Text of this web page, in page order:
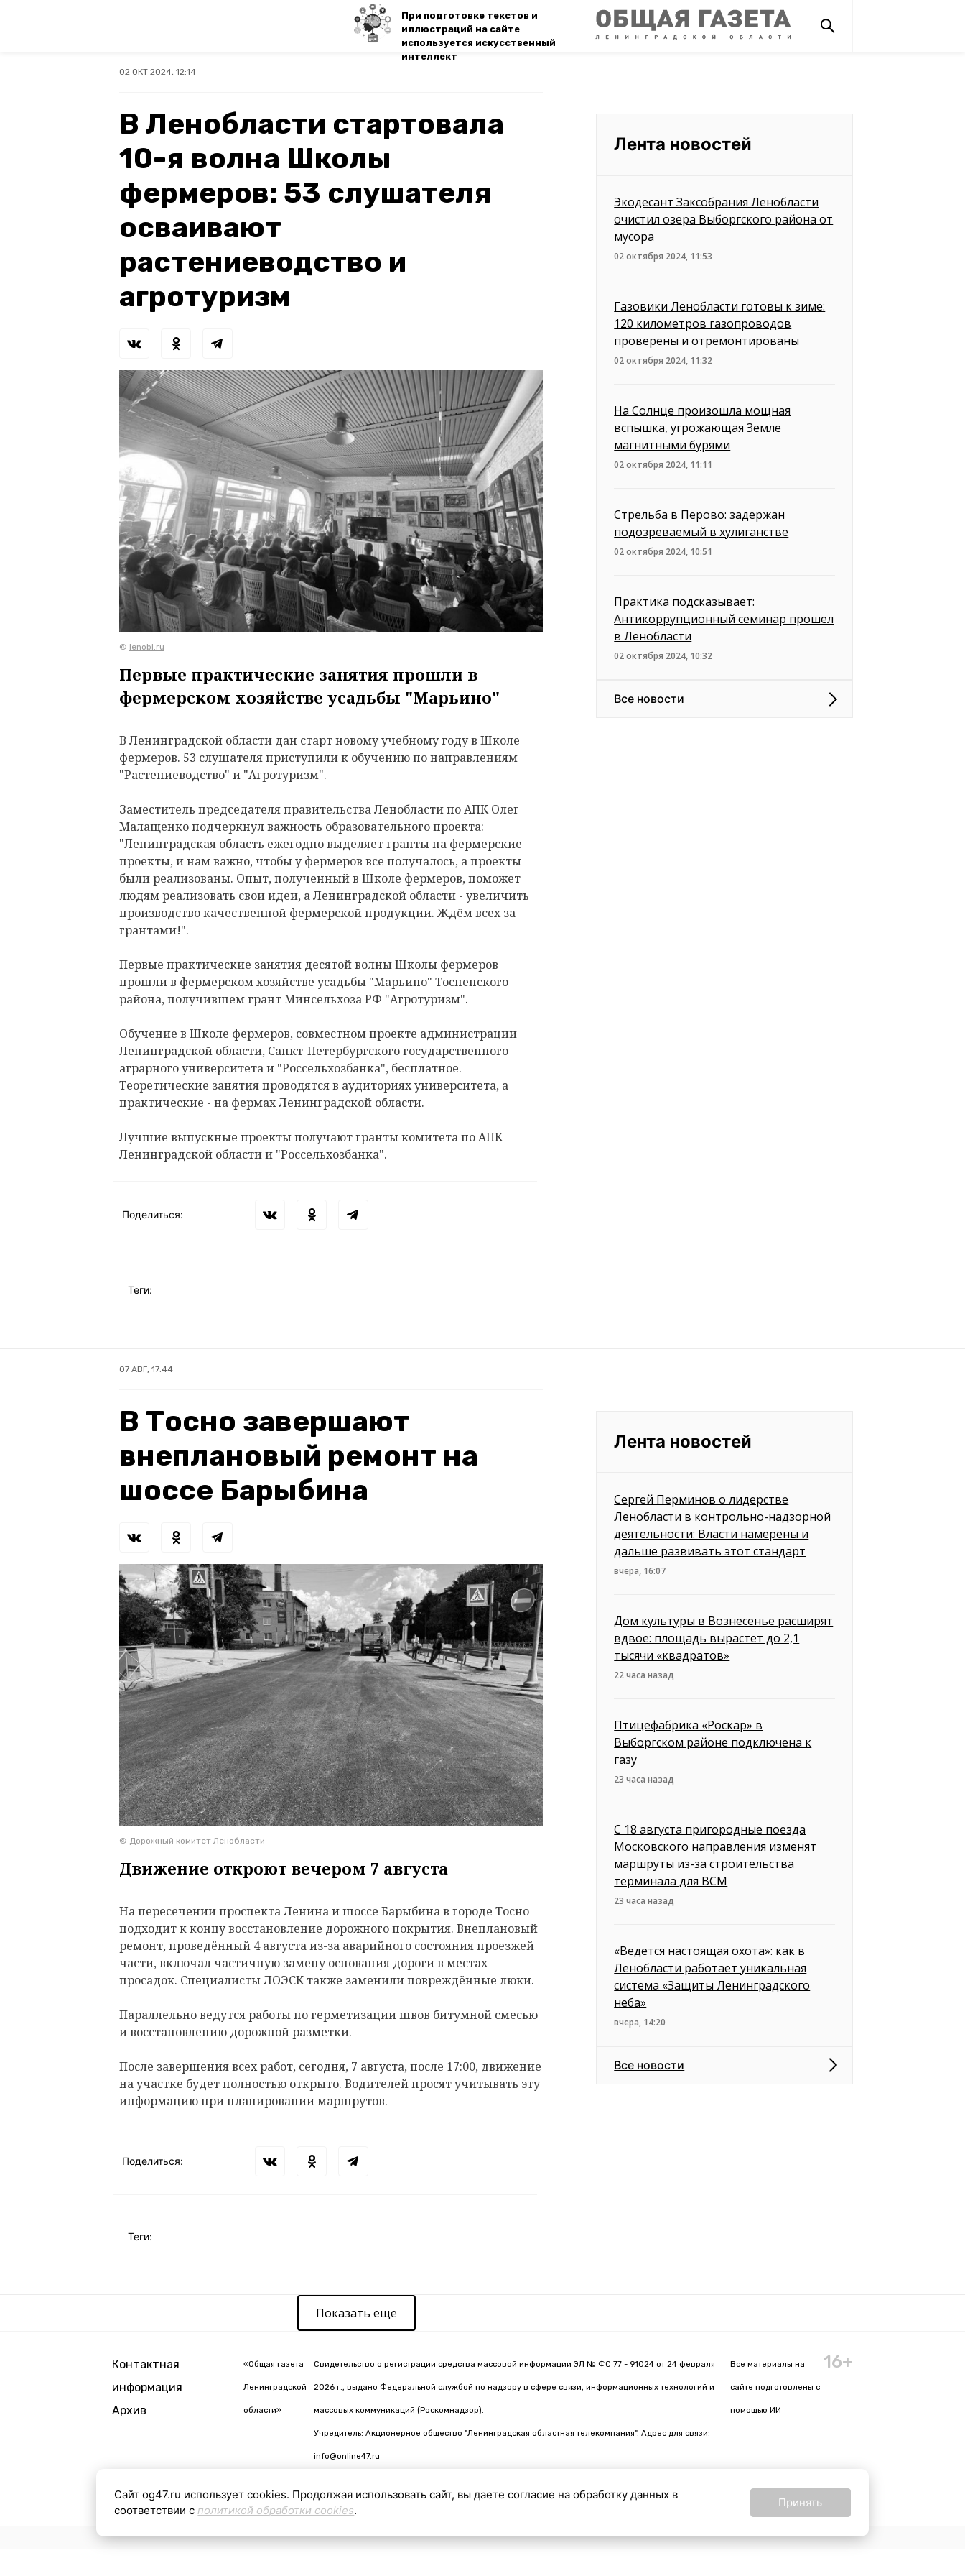
При подготовке текстов и
иллюстраций на сайте
используется искусственный
интеллект
02 ОКТ 2024, 12:14
В Ленобласти стартовала
10-я волна Школы
фермеров: 53 слушателя
осваивают
растениеводство и
агротуризм
© lenobl.ru
Первые практические занятия прошли в
фермерском хозяйстве усадьбы "Марьино"
В Ленинградской области дан старт новому учебному году в Школе
фермеров. 53 слушателя приступили к обучению по направлениям
"Растениеводство" и "Агротуризм".
Заместитель председателя правительства Ленобласти по АПК Олег
Малащенко подчеркнул важность образовательного проекта:
"Ленинградская область ежегодно выделяет гранты на фермерские
проекты, и нам важно, чтобы у фермеров все получалось, а проекты
были реализованы. Опыт, полученный в Школе фермеров, поможет
людям реализовать свои идеи, а Ленинградской области - увеличить
производство качественной фермерской продукции. Ждём всех за
грантами!".
Первые практические занятия десятой волны Школы фермеров
прошли в фермерском хозяйстве усадьбы "Марьино" Тосненского
района, получившем грант Минсельхоза РФ "Агротуризм".
Обучение в Школе фермеров, совместном проекте администрации
Ленинградской области, Санкт-Петербургского государственного
аграрного университета и "Россельхозбанка", бесплатное.
Теоретические занятия проводятся в аудиториях университета, а
практические - на фермах Ленинградской области.
Лучшие выпускные проекты получают гранты комитета по АПК
Ленинградской области и "Россельхозбанка".
Поделиться:
Теги:
Лента новостей
Экодесант Заксобрания Ленобласти
очистил озера Выборгского района от
мусора
02 октября 2024, 11:53
Газовики Ленобласти готовы к зиме:
120 километров газопроводов
проверены и отремонтированы
02 октября 2024, 11:32
На Солнце произошла мощная
вспышка, угрожающая Земле
магнитными бурями
02 октября 2024, 11:11
Стрельба в Перово: задержан
подозреваемый в хулиганстве
02 октября 2024, 10:51
Практика подсказывает:
Антикоррупционный семинар прошел
в Ленобласти
02 октября 2024, 10:32
Все новости
07 АВГ, 17:44
В Тосно завершают
внеплановый ремонт на
шоссе Барыбина
© Дорожный комитет Ленобласти
Движение откроют вечером 7 августа
На пересечении проспекта Ленина и шоссе Барыбина в городе Тосно
подходит к концу восстановление дорожного покрытия. Внеплановый
ремонт, проведённый 4 августа из-за аварийного состояния проезжей
части, включал частичную замену основания дороги в местах
просадок. Специалисты ЛОЭСК также заменили повреждённые люки.
Параллельно ведутся работы по герметизации швов битумной смесью
и восстановлению дорожной разметки.
После завершения всех работ, сегодня, 7 августа, после 17:00, движение
на участке будет полностью открыто. Водителей просят учитывать эту
информацию при планировании маршрутов.
Поделиться:
Теги:
Лента новостей
Сергей Перминов о лидерстве
Ленобласти в контрольно-надзорной
деятельности: Власти намерены и
дальше развивать этот стандарт
вчера, 16:07
Дом культуры в Вознесенье расширят
вдвое: площадь вырастет до 2,1
тысячи «квадратов»
22 часа назад
Птицефабрика «Роскар» в
Выборгском районе подключена к
газу
23 часа назад
С 18 августа пригородные поезда
Московского направления изменят
маршруты из-за строительства
терминала для ВСМ
23 часа назад
«Ведется настоящая охота»: как в
Ленобласти работает уникальная
система «Защиты Ленинградского
неба»
вчера, 14:20
Все новости
Показать еще
Контактная
информация
Архив
«Общая газета
Ленинградской
области»
Свидетельство о регистрации средства массовой информации ЭЛ № ФС 77 - 91024 от 24 февраля
2026 г., выдано Федеральной службой по надзору в сфере связи, информационных технологий и
массовых коммуникаций (Роскомнадзор).
Учредитель: Акционерное общество "Ленинградская областная телекомпания". Адрес для связи:
info@online47.ru
Все материалы на
сайте подготовлены с
помощью ИИ
16+
Сайт og47.ru использует cookies. Продолжая использовать сайт, вы даете согласие на обработку данных в
соответствии сполитикой обработки cookies.
Принять